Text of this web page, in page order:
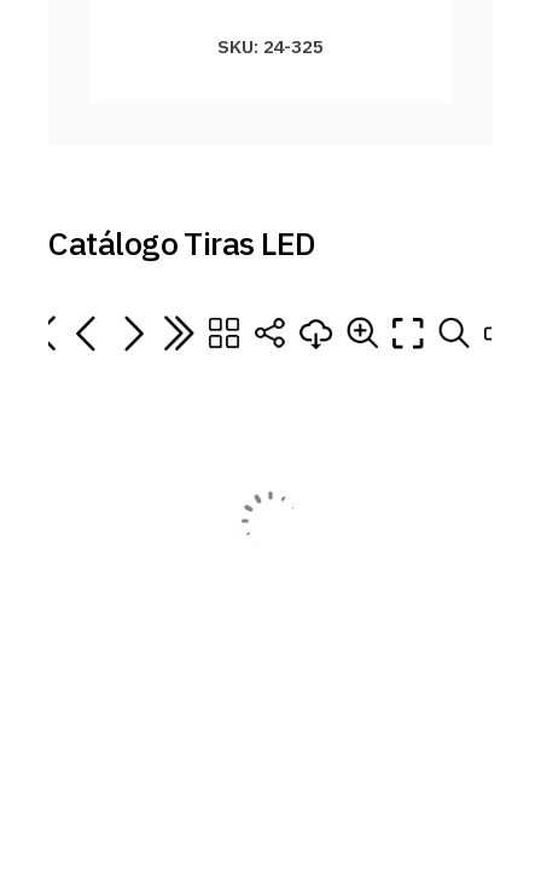
SKU: 24-325
Catálogo Tiras LED